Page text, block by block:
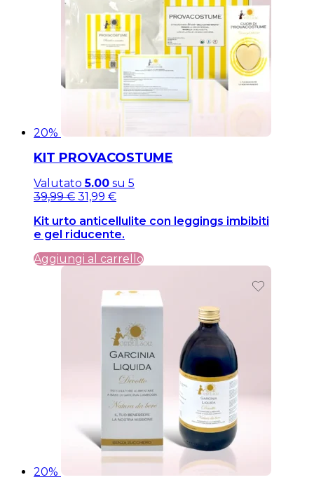
20%
KIT PROVACOSTUME
Valutato5.00 su 5
Il
originale
era:
39,99 €.
39,99€Il
attuale
è:
39,99 €.
31,99 €
Kit urto anticellulite con leggings imbibiti
e gel riducente.
Aggiungi al carrello
20%